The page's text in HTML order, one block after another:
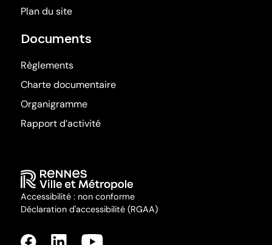
Plan du site
Documents
Règlements
Charte documentaire
Organigramme
Rapport d’activité
Accessibilité : non conforme
Déclaration d'accessibilité (RGAA)